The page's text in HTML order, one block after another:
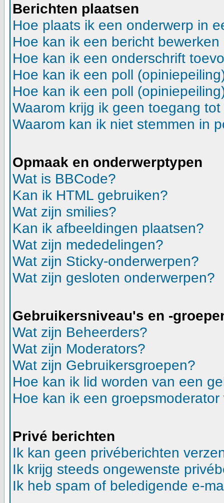
Berichten plaatsen
Hoe plaats ik een onderwerp in
Hoe kan ik een bericht
Hoe kan ik een onderschrift
Hoe kan ik een poll
Hoe kan ik een poll
Waarom krijg ik geen toegang
Waarom kan ik niet stemmen in
Opmaak en onderwerptypen
Wat is BBCode?
Kan ik HTML gebruiken?
Wat zijn smilies?
Kan ik afbeeldingen plaatsen?
Wat zijn mededelingen?
Wat zijn Sticky-onderwerpen?
Wat zijn gesloten onderwerpen?
Gebruikersniveau's en -
Wat zijn Beheerders?
Wat zijn Moderators?
Wat zijn Gebruikersgroepen?
Hoe kan ik lid worden van een
Hoe kan ik een groepsmoderator
Privé berichten
Ik kan geen privéberichten
Ik krijg steeds ongewenste
Ik heb spam of beledigende e-